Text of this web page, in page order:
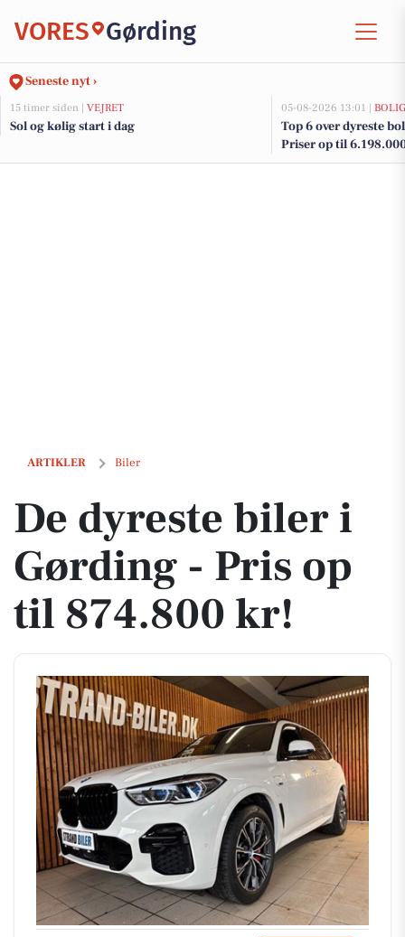
VORES Gørding
Seneste nyt ›
15 timer siden | VEJRET
Sol og kølig start i dag
05-08-2026 13:01 |
Top 6 over dyreste
Priser op til
ARTIKLER Biler
De dyreste biler i Gørding - Pris op til 874.800 kr!
De dyreste biler i
Gørding - Pris op
til 874.800 kr!